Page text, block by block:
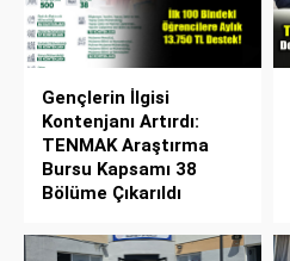
Gençlerin İlgisi
Kontenjanı Artırdı:
TENMAK Araştırma
Bursu Kapsamı 38
Bölüme Çıkarıldı